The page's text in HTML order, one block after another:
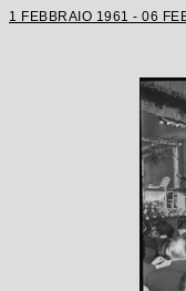
1 FEBBRAIO 1961 - 06